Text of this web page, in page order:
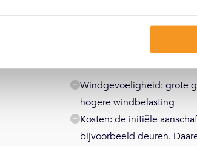
Windgevoeligheid: grote
hogere windbelasting
Kosten: de initiële
bijvoorbeeld deuren.